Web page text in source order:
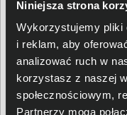
Niniejsza strona
Wykorzystujemy pliki
i reklam, aby
analizować ruch w
korzystasz z naszej
społecznościowym,
Partnerzy mogą
Toner HP 410X purpurowy